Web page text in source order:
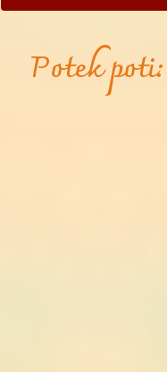
Potek poti: